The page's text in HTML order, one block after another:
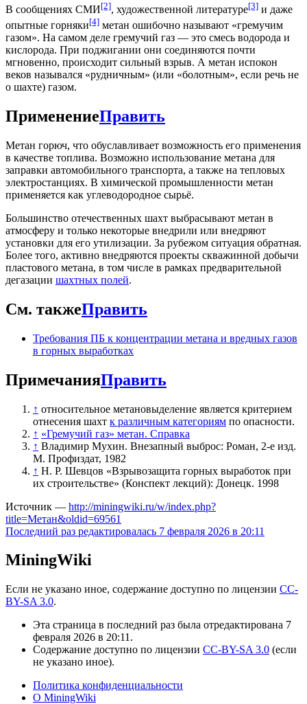
В сообщениях СМИ[2], художественной литературе[3] и даже
опытные горняки[4] метан ошибочно называют «гремучим
газом». На самом деле гремучий газ — это смесь водорода и
кислорода. При поджигании они соединяются почти
мгновенно, происходит сильный взрыв. А метан испокон
веков назывался «рудничным» (или «болотным», если речь не
о шахте) газом.
ПрименениеПравить
Метан горюч, что обуславливает возможность его применения
в качестве топлива. Возможно использование метана для
заправки автомобильного транспорта, а также на тепловых
электростанциях. В химической промышленности метан
применяется как углеводородное сырьё.
Большинство отечественных шахт выбрасывают метан в
атмосферу и только некоторые внедрили или внедряют
установки для его утилизации. За рубежом ситуация обратная.
Более того, активно внедряются проекты скважинной добычи
пластового метана, в том числе в рамках предварительной
дегазации шахтных полей.
См. такжеПравить
Требования ПБ к концентрации метана и вредных газов
в горных выработках
ПримечанияПравить
↑ относительное метановыделение является критерием
отнесения шахт к различным категориям по опасности.
↑ «Гремучий газ» метан. Справка
↑ Владимир Мухин. Внезапный выброс: Роман, 2-е изд.
М. Профиздат, 1982
↑ Н. Р. Шевцов «Взрывозащита горных выработок при
их строительстве» (Конспект лекций): Донецк. 1998
Источник — http://miningwiki.ru/w/index.php?
title=Метан&oldid=69561
Последний раз редактировалась 7 февраля 2026 в 20:11
MiningWiki
Если не указано иное, содержание доступно по лицензии CC-
BY-SA 3.0.
Эта страница в последний раз была отредактирована 7
февраля 2026 в 20:11.
Содержание доступно по лицензии CC-BY-SA 3.0 (если
не указано иное).
Политика конфиденциальности
О MiningWiki